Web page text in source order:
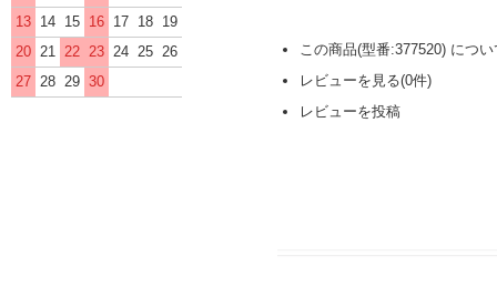
この商品(型番:377520) につ
レビューを見る(0件)
レビューを投稿
13 14 15 16 17 18 19
20 21 22 23 24 25 26
27 28 29 30